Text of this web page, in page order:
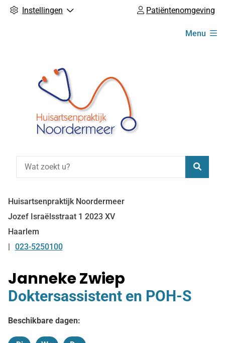
Instellingen Patiëntenomgeving
Menu
Huisartsenpraktijk Noordermeer
Jozef Israëlsstraat 1 2023 XV
Haarlem
Tel:
023-5250100
Janneke Zwiep
Doktersassistent en POH-S
Beschikbare dagen: